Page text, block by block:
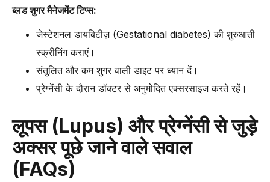
ब्लड शुगर मैनेजमेंट टिप्स:
जेस्टेशनल डायबिटीज़ (Gestational diabetes) की शुरुआती
स्क्रीनिंग कराएं।
संतुलित और कम शुगर वाली डाइट पर ध्यान दें।
प्रेग्नेंसी के दौरान डॉक्टर से अनुमोदित एक्सरसाइज करते रहें।
लूपस (Lupus) और प्रेग्नेंसी से जुड़े
अक्सर पूछे जाने वाले सवाल
(FAQs)